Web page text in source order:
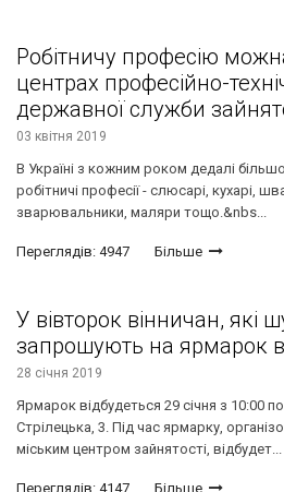
Робітничу професію
центрах професійно-
державної служби
03 квітня 2019
В Україні з кожним роком дедалі
робітничі професії - слюсарі, кухарі,
зварювальники, маляри тощо.&nbs...
Переглядів: 4947 Більше
У вівторок вінничан, які
запрошують на ярмарок
28 січня 2019
Ярмарок відбудеться 29 січня з 10:00
Стрілецька, 3. Під час ярмарку,
міським центром зайнятості, відбудет...
Переглядів: 4147 Більше